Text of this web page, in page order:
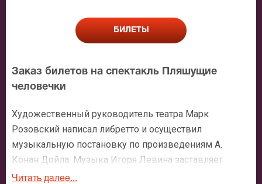
БИЛЕТЫ
Заказ билетов на спектакль Пляшущие
человечки
Художественный руководитель театра Марк
Розовский написал либретто и осуществил
музыкальную постановку по произведениям А.
Конан Дойла. Музыка Игоря Левина заставляет
пришедших на спектакль «Пляшущие человечки» в
Читать далее...